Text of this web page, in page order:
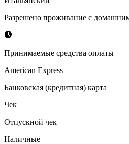
Разрешено проживание с
Принимаемые средства оплаты
American Express
Банковская (кредитная) карта
Чек
Отпускной чек
Наличные